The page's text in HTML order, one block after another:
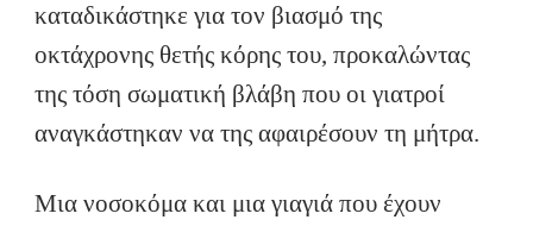
καταδικάστηκε για τον βιασμό της
οκτάχρονης θετής κόρης του, προκαλώντας
της τόση σωματική βλάβη που οι γιατροί
αναγκάστηκαν να της αφαιρέσουν τη μήτρα.
Μια νοσοκόμα και μια γιαγιά που έχουν